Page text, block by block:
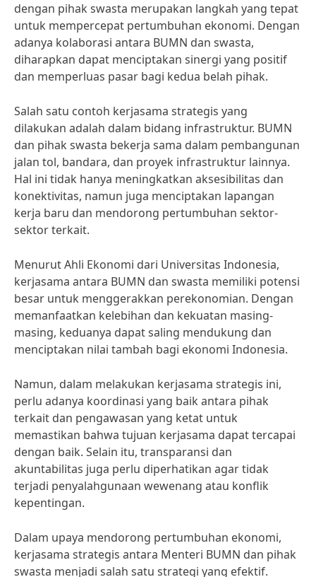
dengan pihak swasta merupakan langkah yang tepat
untuk mempercepat pertumbuhan ekonomi. Dengan
adanya kolaborasi antara BUMN dan swasta,
diharapkan dapat menciptakan sinergi yang positif
dan memperluas pasar bagi kedua belah pihak.
Salah satu contoh kerjasama strategis yang
dilakukan adalah dalam bidang infrastruktur. BUMN
dan pihak swasta bekerja sama dalam pembangunan
jalan tol, bandara, dan proyek infrastruktur lainnya.
Hal ini tidak hanya meningkatkan aksesibilitas dan
konektivitas, namun juga menciptakan lapangan
kerja baru dan mendorong pertumbuhan sektor-
sektor terkait.
Menurut Ahli Ekonomi dari Universitas Indonesia,
kerjasama antara BUMN dan swasta memiliki potensi
besar untuk menggerakkan perekonomian. Dengan
memanfaatkan kelebihan dan kekuatan masing-
masing, keduanya dapat saling mendukung dan
menciptakan nilai tambah bagi ekonomi Indonesia.
Namun, dalam melakukan kerjasama strategis ini,
perlu adanya koordinasi yang baik antara pihak
terkait dan pengawasan yang ketat untuk
memastikan bahwa tujuan kerjasama dapat tercapai
dengan baik. Selain itu, transparansi dan
akuntabilitas juga perlu diperhatikan agar tidak
terjadi penyalahgunaan wewenang atau konflik
kepentingan.
Dalam upaya mendorong pertumbuhan ekonomi,
kerjasama strategis antara Menteri BUMN dan pihak
swasta menjadi salah satu strategi yang efektif.